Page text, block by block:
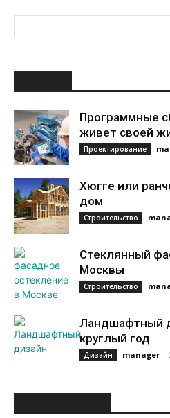
Программные
живет своей
Проектирование
Хюгге или
дом
Строительство
Стеклянный
Москвы
Строительство
Ландшафтный
круглый год
Дизайн manager -